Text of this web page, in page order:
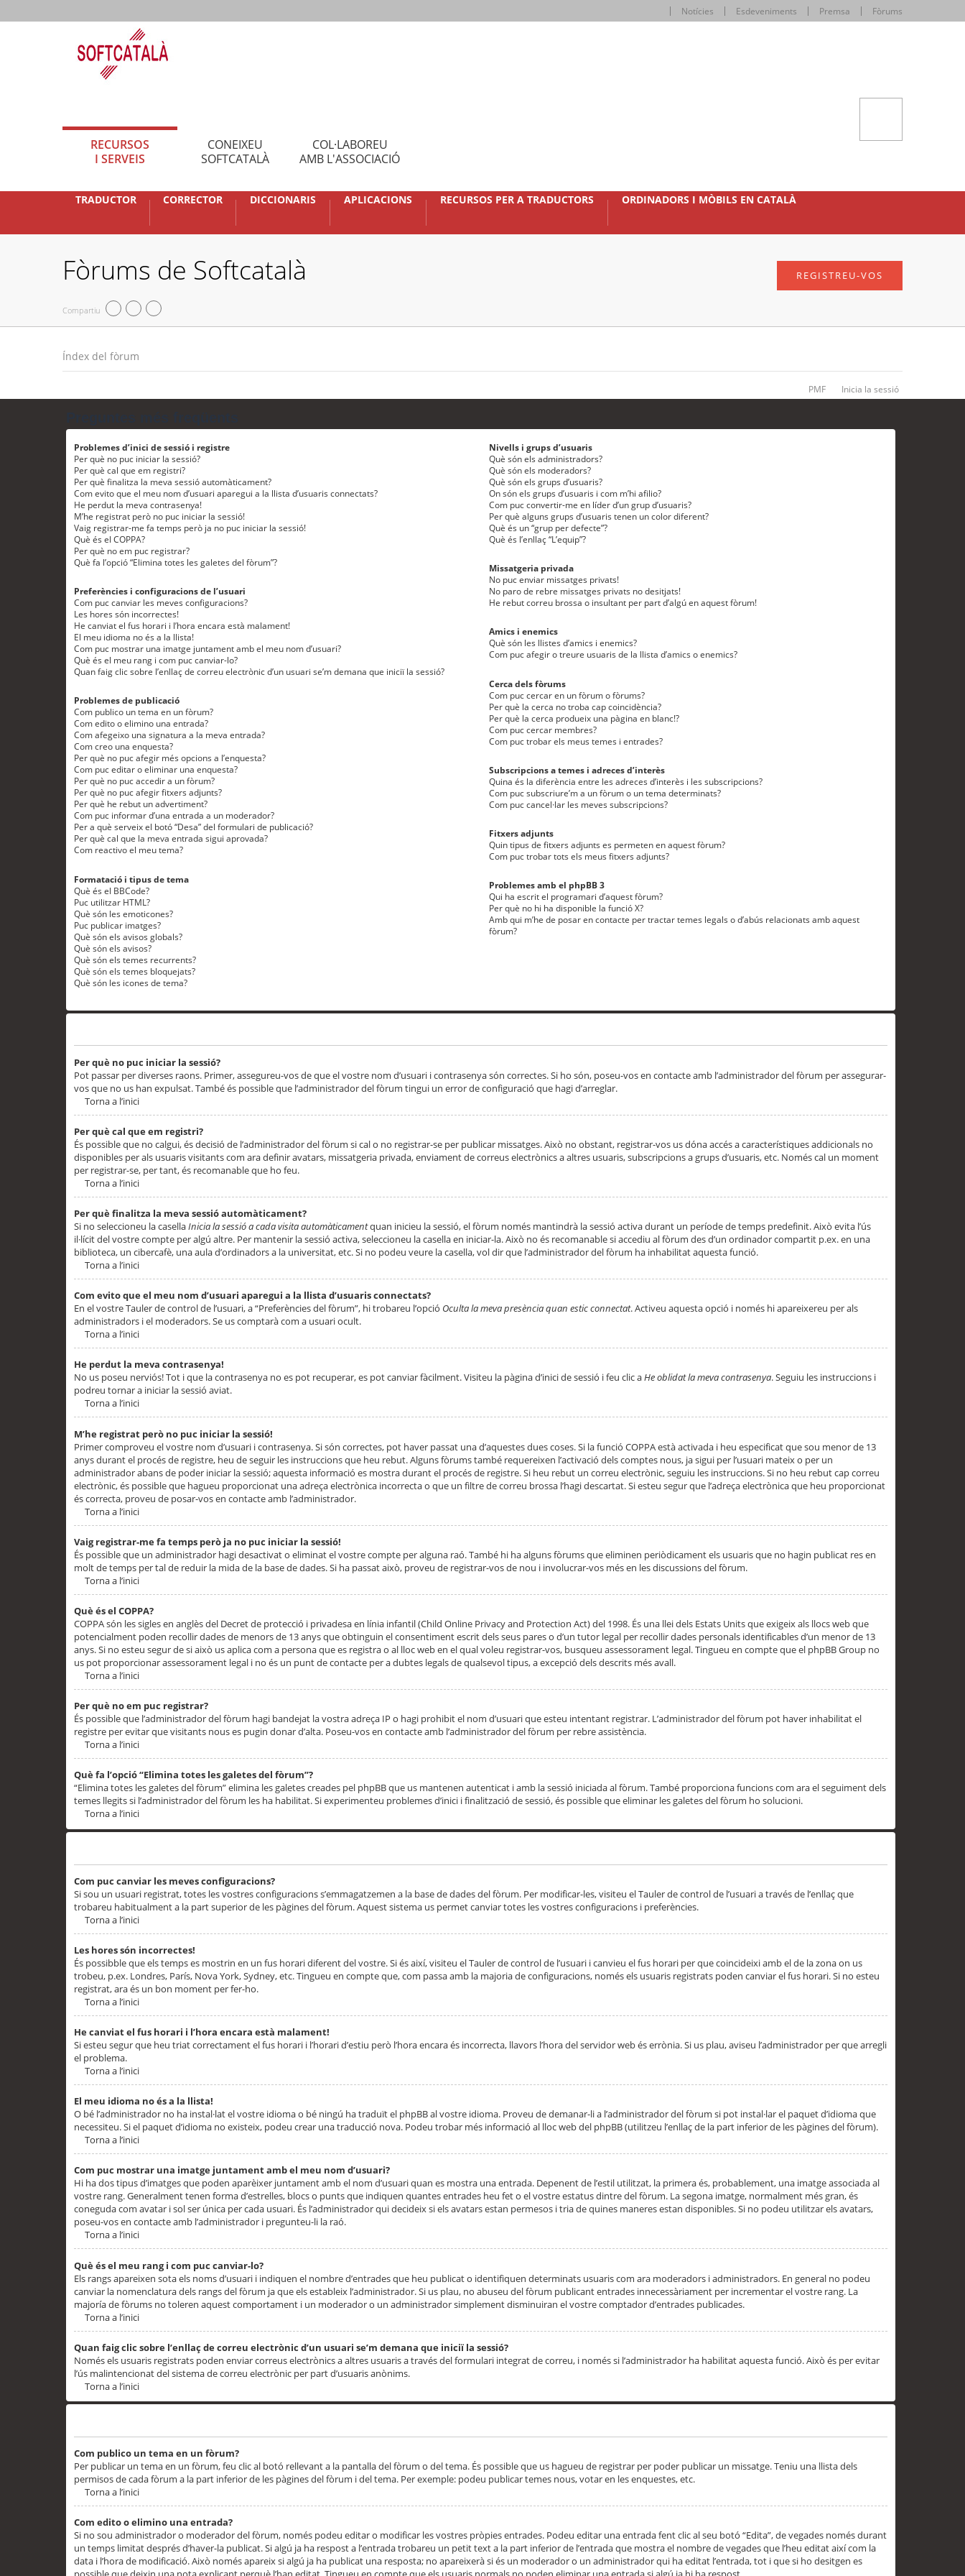
Notícies Esdeveniments Premsa Fòrums
RECURSOS
I SERVEIS
CONEIXEU
SOFTCATALÀ
COL·LABOREU
AMB L'ASSOCIACIÓ
TRADUCTOR CORRECTOR DICCIONARIS APLICACIONS RECURSOS PER A TRADUCTORS ORDINADORS I MÒBILS EN CATALÀ
Fòrums de Softcatalà
Compartiu
REGISTREU-VOS
Índex del fòrum
PMF Inicia la sessió
Problemes d’inici de sessió i registre
Per què no puc iniciar la sessió?
Per què cal que em registri?
Per què finalitza la meva sessió automàticament?
Com evito que el meu nom d’usuari aparegui a la llista d’usuaris connectats?
He perdut la meva contrasenya!
M’he registrat però no puc iniciar la sessió!
Vaig registrar-me fa temps però ja no puc iniciar la sessió!
Què és el COPPA?
Per què no em puc registrar?
Què fa l’opció “Elimina totes les galetes del fòrum”?
Preferències i configuracions de l’usuari
Com puc canviar les meves configuracions?
Les hores són incorrectes!
He canviat el fus horari i l’hora encara està malament!
El meu idioma no és a la llista!
Com puc mostrar una imatge juntament amb el meu nom d’usuari?
Què és el meu rang i com puc canviar-lo?
Quan faig clic sobre l’enllaç de correu electrònic d’un usuari se’m demana que iniciï la sessió?
Problemes de publicació
Com publico un tema en un fòrum?
Com edito o elimino una entrada?
Com afegeixo una signatura a la meva entrada?
Com creo una enquesta?
Per què no puc afegir més opcions a l’enquesta?
Com puc editar o eliminar una enquesta?
Per què no puc accedir a un fòrum?
Per què no puc afegir fitxers adjunts?
Per què he rebut un advertiment?
Com puc informar d’una entrada a un moderador?
Per a què serveix el botó “Desa” del formulari de publicació?
Per què cal que la meva entrada sigui aprovada?
Com reactivo el meu tema?
Formatació i tipus de tema
Què és el BBCode?
Puc utilitzar HTML?
Què són les emoticones?
Puc publicar imatges?
Què són els avisos globals?
Què són els avisos?
Què són els temes recurrents?
Què són els temes bloquejats?
Què són les icones de tema?
Nivells i grups d’usuaris
Què són els administradors?
Què són els moderadors?
Què són els grups d’usuaris?
On són els grups d’usuaris i com m’hi afilio?
Com puc convertir-me en líder d’un grup d’usuaris?
Per què alguns grups d’usuaris tenen un color diferent?
Què és un “grup per defecte”?
Què és l’enllaç “L’equip”?
Missatgeria privada
No puc enviar missatges privats!
No paro de rebre missatges privats no desitjats!
He rebut correu brossa o insultant per part d’algú en aquest fòrum!
Amics i enemics
Què són les llistes d’amics i enemics?
Com puc afegir o treure usuaris de la llista d’amics o enemics?
Cerca dels fòrums
Com puc cercar en un fòrum o fòrums?
Per què la cerca no troba cap coincidència?
Per què la cerca produeix una pàgina en blanc!?
Com puc cercar membres?
Com puc trobar els meus temes i entrades?
Subscripcions a temes i adreces d’interès
Quina és la diferència entre les adreces d’interès i les subscripcions?
Com puc subscriure’m a un fòrum o un tema determinats?
Com puc cancel·lar les meves subscripcions?
Fitxers adjunts
Quin tipus de fitxers adjunts es permeten en aquest fòrum?
Com puc trobar tots els meus fitxers adjunts?
Problemes amb el phpBB 3
Qui ha escrit el programari d’aquest fòrum?
Per què no hi ha disponible la funció X?
Amb qui m’he de posar en contacte per tractar temes legals o d’abús relacionats amb aquest
fòrum?
Per què no puc iniciar la sessió?
Pot passar per diverses raons. Primer, assegureu-vos de que el vostre nom d’usuari i contrasenya són correctes. Si ho són, poseu-vos en contacte amb l’administrador del fòrum per assegurar-
vos que no us han expulsat. També és possible que l’administrador del fòrum tingui un error de configuració que hagi d’arreglar.
Torna a l’inici
Per què cal que em registri?
És possible que no calgui, és decisió de l’administrador del fòrum si cal o no registrar-se per publicar missatges. Això no obstant, registrar-vos us dóna accés a característiques addicionals no
disponibles per als usuaris visitants com ara definir avatars, missatgeria privada, enviament de correus electrònics a altres usuaris, subscripcions a grups d’usuaris, etc. Només cal un moment
per registrar-se, per tant, és recomanable que ho feu.
Torna a l’inici
Per què finalitza la meva sessió automàticament?
Si no seleccioneu la casellaInicia la sessió a cada visita automàticamentquan inicieu la sessió, el fòrum només mantindrà la sessió activa durant un període de temps predefinit. Això evita l’ús
il·lícit del vostre compte per algú altre. Per mantenir la sessió activa, seleccioneu la casella en iniciar-la. Això no és recomanable si accediu al fòrum des d’un ordinador compartit p.ex. en una
biblioteca, un cibercafè, una aula d’ordinadors a la universitat, etc. Si no podeu veure la casella, vol dir que l’administrador del fòrum ha inhabilitat aquesta funció.
Torna a l’inici
Com evito que el meu nom d’usuari aparegui a la llista d’usuaris connectats?
En el vostre Tauler de control de l’usuari, a “Preferències del fòrum”, hi trobareu l’opció Oculta la meva presència quan estic connectat. Activeu aquesta opció i només hi apareixereu per als
administradors i el moderadors. Se us comptarà com a usuari ocult.
Torna a l’inici
He perdut la meva contrasenya!
No us poseu nerviós! Tot i que la contrasenya no es pot recuperar, es pot canviar fàcilment. Visiteu la pàgina d’inici de sessió i feu clic aHe oblidat la meva contrasenya. Seguiu les instruccions i
podreu tornar a iniciar la sessió aviat.
Torna a l’inici
M’he registrat però no puc iniciar la sessió!
Primer comproveu el vostre nom d’usuari i contrasenya. Si són correctes, pot haver passat una d’aquestes dues coses. Si la funció COPPA està activada i heu especificat que sou menor de 13
anys durant el procés de registre, heu de seguir les instruccions que heu rebut. Alguns fòrums també requereixen l’activació dels comptes nous, ja sigui per l’usuari mateix o per un
administrador abans de poder iniciar la sessió; aquesta informació es mostra durant el procés de registre. Si heu rebut un correu electrònic, seguiu les instruccions. Si no heu rebut cap correu
electrònic, és possible que hagueu proporcionat una adreça electrònica incorrecta o que un filtre de correu brossa l’hagi descartat. Si esteu segur que l’adreça electrònica que heu proporcionat
és correcta, proveu de posar-vos en contacte amb l’administrador.
Torna a l’inici
Vaig registrar-me fa temps però ja no puc iniciar la sessió!
És possible que un administrador hagi desactivat o eliminat el vostre compte per alguna raó. També hi ha alguns fòrums que eliminen periòdicament els usuaris que no hagin publicat res en
molt de temps per tal de reduir la mida de la base de dades. Si ha passat això, proveu de registrar-vos de nou i involucrar-vos més en les discussions del fòrum.
Torna a l’inici
Què és el COPPA?
COPPA són les sigles en anglès del Decret de protecció i privadesa en línia infantil (Child Online Privacy and Protection Act) del 1998. És una llei dels Estats Units que exigeix als llocs web que
potencialment poden recollir dades de menors de 13 anys que obtinguin el consentiment escrit dels seus pares o d’un tutor legal per recollir dades personals identificables d’un menor de 13
anys. Si no esteu segur de si això us aplica com a persona que es registra o al lloc web en el qual voleu registrar-vos, busqueu assessorament legal. Tingueu en compte que el phpBB Group no
us pot proporcionar assessorament legal i no és un punt de contacte per a dubtes legals de qualsevol tipus, a excepció dels descrits més avall.
Torna a l’inici
Per què no em puc registrar?
És possible que l’administrador del fòrum hagi bandejat la vostra adreça IP o hagi prohibit el nom d’usuari que esteu intentant registrar. L’administrador del fòrum pot haver inhabilitat el
registre per evitar que visitants nous es pugin donar d’alta. Poseu-vos en contacte amb l’administrador del fòrum per rebre assistència.
Torna a l’inici
Què fa l’opció “Elimina totes les galetes del fòrum”?
“Elimina totes les galetes del fòrum” elimina les galetes creades pel phpBB que us mantenen autenticat i amb la sessió iniciada al fòrum. També proporciona funcions com ara el seguiment dels
temes llegits si l’administrador del fòrum les ha habilitat. Si experimenteu problemes d’inici i finalització de sessió, és possible que eliminar les galetes del fòrum ho solucioni.
Torna a l’inici
Com puc canviar les meves configuracions?
Si sou un usuari registrat, totes les vostres configuracions s’emmagatzemen a la base de dades del fòrum. Per modificar-les, visiteu el Tauler de control de l’usuari a través de l’enllaç que
trobareu habitualment a la part superior de les pàgines del fòrum. Aquest sistema us permet canviar totes les vostres configuracions i preferències.
Torna a l’inici
Les hores són incorrectes!
És possibble que els temps es mostrin en un fus horari diferent del vostre. Si és així, visiteu el Tauler de control de l’usuari i canvieu el fus horari per que coincideixi amb el de la zona on us
trobeu, p.ex. Londres, París, Nova York, Sydney, etc. Tingueu en compte que, com passa amb la majoria de configuracions, només els usuaris registrats poden canviar el fus horari. Si no esteu
registrat, ara és un bon moment per fer-ho.
Torna a l’inici
He canviat el fus horari i l’hora encara està malament!
Si esteu segur que heu triat correctament el fus horari i l’horari d’estiu però l’hora encara és incorrecta, llavors l’hora del servidor web és errònia. Si us plau, aviseu l’administrador per que arregli
el problema.
Torna a l’inici
El meu idioma no és a la llista!
O bé l’administrador no ha instal·lat el vostre idioma o bé ningú ha traduït el phpBB al vostre idioma. Proveu de demanar-li a l’administrador del fòrum si pot instal·lar el paquet d’idioma que
necessiteu. Si el paquet d’idioma no existeix, podeu crear una traducció nova. Podeu trobar més informació al lloc web del phpBB (utilitzeu l’enllaç de la part inferior de les pàgines del fòrum).
Torna a l’inici
Com puc mostrar una imatge juntament amb el meu nom d’usuari?
Hi ha dos tipus d’imatges que poden aparèixer juntament amb el nom d’usuari quan es mostra una entrada. Depenent de l’estil utilitzat, la primera és, probablement, una imatge associada al
vostre rang. Generalment tenen forma d’estrelles, blocs o punts que indiquen quantes entrades heu fet o el vostre estatus dintre del fòrum. La segona imatge, normalment més gran, és
coneguda com avatar i sol ser única per cada usuari. És l’administrador qui decideix si els avatars estan permesos i tria de quines maneres estan disponibles. Si no podeu utilitzar els avatars,
poseu-vos en contacte amb l’administrador i pregunteu-li la raó.
Torna a l’inici
Què és el meu rang i com puc canviar-lo?
Els rangs apareixen sota els noms d’usuari i indiquen el nombre d’entrades que heu publicat o identifiquen determinats usuaris com ara moderadors i administradors. En general no podeu
canviar la nomenclatura dels rangs del fòrum ja que els estableix l’administrador. Si us plau, no abuseu del fòrum publicant entrades innecessàriament per incrementar el vostre rang. La
majoría de fòrums no toleren aquest comportament i un moderador o un administrador simplement disminuiran el vostre comptador d’entrades publicades.
Torna a l’inici
Quan faig clic sobre l’enllaç de correu electrònic d’un usuari se’m demana que iniciï la sessió?
Només els usuaris registrats poden enviar correus electrònics a altres usuaris a través del formulari integrat de correu, i només si l’administrador ha habilitat aquesta funció. Això és per evitar
l’ús malintencionat del sistema de correu electrònic per part d’usuaris anònims.
Torna a l’inici
Com publico un tema en un fòrum?
Per publicar un tema en un fòrum, feu clic al botó rellevant a la pantalla del fòrum o del tema. És possible que us hagueu de registrar per poder publicar un missatge. Teniu una llista dels
permisos de cada fòrum a la part inferior de les pàgines del fòrum i del tema. Per exemple: podeu publicar temes nous, votar en les enquestes, etc.
Torna a l’inici
Com edito o elimino una entrada?
Si no sou administrador o moderador del fòrum, només podeu editar o modificar les vostres pròpies entrades. Podeu editar una entrada fent clic al seu botó “Edita”, de vegades només durant
un temps limitat després d’haver-la publicat. Si algú ja ha respost a l’entrada trobareu un petit text a la part inferior de l’entrada que mostra el nombre de vegades que l’heu editat així com la
data i l’hora de modificació. Això només apareix si algú ja ha publicat una resposta; no apareixerà si és un moderador o un administrador qui ha editat l’entrada, tot i que si ho desitgen es